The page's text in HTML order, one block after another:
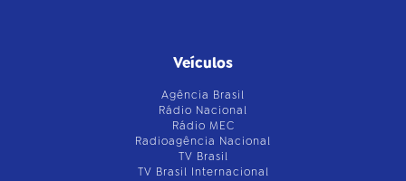
Veículos
Agência Brasil
Rádio Nacional
Rádio MEC
Radioagência Nacional
TV Brasil
TV Brasil Internacional